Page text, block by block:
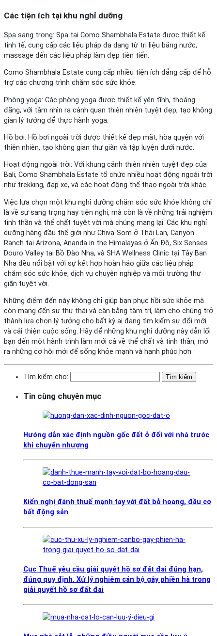
Các tiện ích tại khu nghỉ dưỡng
Spa sang trọng: Spa tại Como Shambhala Estate được thiết kế
tinh tế, cung cấp các liệu pháp đa dạng từ trị liệu bằng nước,
massage đến các liệu pháp làm đẹp tiên tiến.
Como Shambhala Estate cung cấp nhiều tiện ích đẳng cấp để hỗ
trợ các chương trình chăm sóc sức khỏe:
Phòng yoga: Các phòng yoga được thiết kế yên tĩnh, thoáng
đãng, với tầm nhìn ra cảnh quan thiên nhiên tuyệt đẹp, tạo không
gian lý tưởng để thực hành yoga.
Hồ bơi: Hồ bơi ngoài trời được thiết kế đẹp mắt, hòa quyện với
thiên nhiên, tạo không gian thư giãn và tập luyện dưới nước.
Hoạt động ngoài trời: Với khung cảnh thiên nhiên tuyệt đẹp của
Bali, Como Shambhala Estate tổ chức nhiều hoạt động ngoài trời
như trekking, đạp xe, và các hoạt động thể thao ngoài trời khác.
Việc lựa chọn một khu nghỉ dưỡng chăm sóc sức khỏe không chỉ
là về sự sang trọng hay tiện nghi, mà còn là về những trải nghiệm
tinh thần và thể chất tuyệt vời mà chúng mang lại. Các khu nghỉ
dưỡng hàng đầu thế giới như Chiva-Som ở Thái Lan, Canyon
Ranch tại Arizona, Ananda in the Himalayas ở Ấn Độ, Six Senses
Douro Valley tại Bồ Đào Nha, và SHA Wellness Clinic tại Tây Ban
Nha đều nổi bật với sự kết hợp hoàn hảo giữa các liệu pháp
chăm sóc sức khỏe, dịch vụ chuyên nghiệp và môi trường thư
giãn tuyệt vời.
Những điểm đến này không chỉ giúp bạn phục hồi sức khỏe mà
còn mang đến sự thư thái và cân bằng tâm trí, làm cho chúng trở
thành lựa chọn lý tưởng cho bất kỳ ai đang tìm kiếm sự đổi mới
và cải thiện cuộc sống. Hãy để những khu nghỉ dưỡng này dẫn lối
bạn đến một hành trình làm mới cả về thể chất và tinh thần, mở
ra những cơ hội mới để sống khỏe mạnh và hạnh phúc hơn.
Tìm kiếm cho:
Tin cùng chuyên mục
Hướng dẫn xác định nguồn gốc đất ở đối với nhà trước
khi chuyển nhượng
Kiến nghị đánh thuế mạnh tay với đất bỏ hoang, đầu cơ
bất động sản
Cục Thuế yêu cầu giải quyết hồ sơ đất đai đúng hạn,
đúng quy định. Xử lý nghiêm cán bộ gây phiền hà trong
giải quyết hồ sơ đất đai